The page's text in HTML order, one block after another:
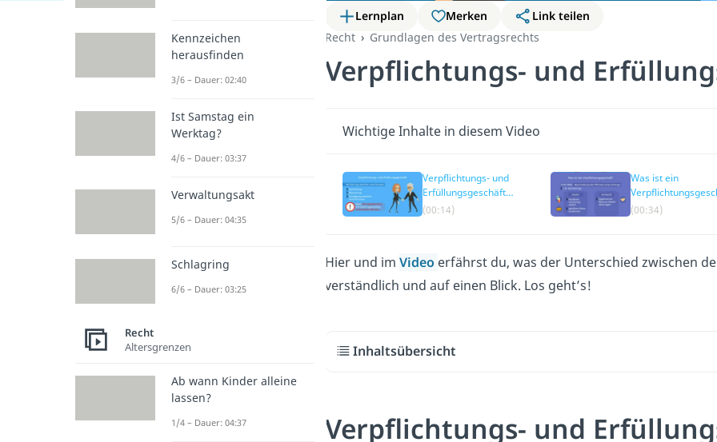
Lernplan Merken
Link teilen
Recht
Grundlagen des Vertragsrechts
Verpflichtungs- und
Wichtige Inhalte in diesem Video
Verpflichtungs- und
Erfüllungsgeschäft
einfach erklärt
(00:14)
Was ist ein
Definition &
(00:34)
Hier und im Video erfährst du, was der Unterschied zwischen
verständlich und auf einen Blick. Los geht’s!
Inhaltsübersicht
Verpflichtungs- und
Kennzeichen
herausfinden
3/6 – Dauer: 02:40
Ist Samstag ein
Werktag?
4/6 – Dauer: 03:37
Verwaltungsakt
5/6 – Dauer: 04:35
Schlagring
6/6 – Dauer: 03:25
Recht
Altersgrenzen
Ab wann Kinder alleine
lassen?
1/4 – Dauer: 04:37